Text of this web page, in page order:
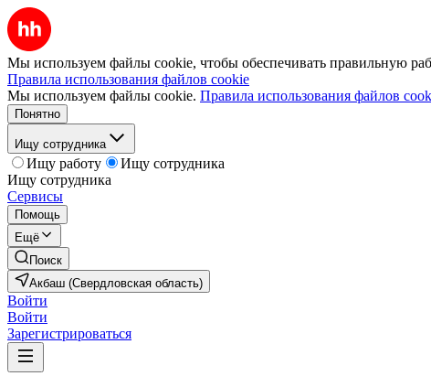
Мы используем файлы cookie, чтобы обеспечивать правильную
Правила использования файлов cookie
Мы используем файлы cookie. Правила использования файлов
Понятно
Ищу сотрудника
Ищу работу
Ищу сотрудника
Ищу сотрудника
Сервисы
Помощь
Ещё
Поиск
Акбаш (Свердловская область)
Войти
Войти
Зарегистрироваться